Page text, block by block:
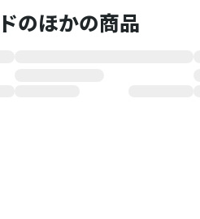
のほかの商品